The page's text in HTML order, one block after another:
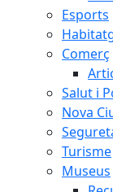
Esports
Comerç
Salut i
Nova
Turisme
Museus